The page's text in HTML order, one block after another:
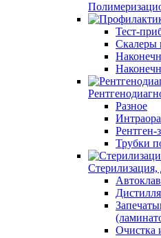
Тест-
Скалеры
Разное
Рентген-
Трубки
Стерилизация,
Очистка